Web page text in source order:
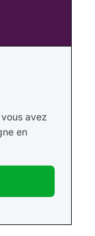
avez
en